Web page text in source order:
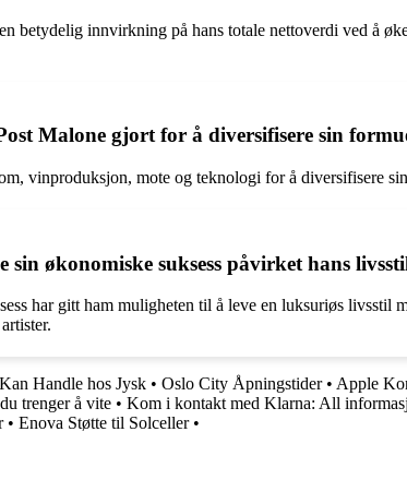
betydelig innvirkning på hans totale nettoverdi ved å
Malone gjort for å diversifisere sin
vinproduksjon, mote og teknologi for å diversifisere
økonomiske suksess påvirket hans
har gitt ham muligheten til å leve en luksuriøs
Handle hos Jysk • Oslo City Åpningstider• Apple
trenger å vite • Kom i kontakt med Klarna: All
• Enova Støtte til Solceller•